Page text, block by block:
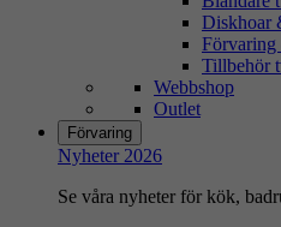
Diskhoar
Förvaring
Tillbehör
Webbshop
Outlet
Förvaring
Nyheter 2026
Se våra nyheter för kök,